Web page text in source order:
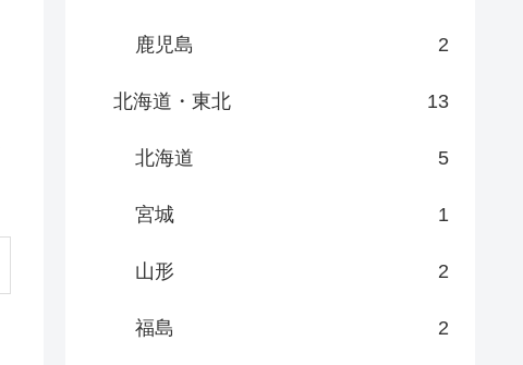
鹿児島 2
北海道・東北 13
北海道 5
宮城 1
山形 2
福島 2